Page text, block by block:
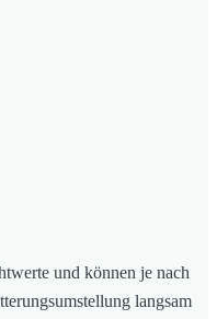
und können je nach
langsam